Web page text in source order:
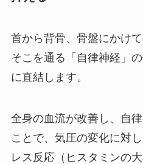
首から背骨、骨盤にかけ
そこを通る「自律神経」
に直結します。
全身の血流が改善し、自
ことで、気圧の変化に対
レス反応（ヒスタミンの